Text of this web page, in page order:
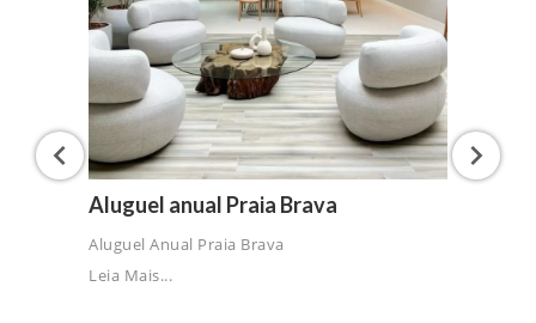
Aluguel anual Praia Brava
Aluguel Anual Praia Brava
Leia Mais...